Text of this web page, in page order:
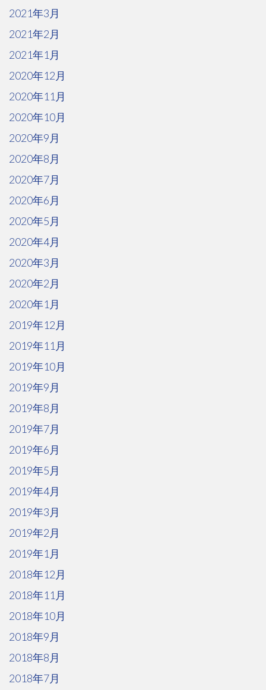
2021年3月
2021年2月
2021年1月
2020年12月
2020年11月
2020年10月
2020年9月
2020年8月
2020年7月
2020年6月
2020年5月
2020年4月
2020年3月
2020年2月
2020年1月
2019年12月
2019年11月
2019年10月
2019年9月
2019年8月
2019年7月
2019年6月
2019年5月
2019年4月
2019年3月
2019年2月
2019年1月
2018年12月
2018年11月
2018年10月
2018年9月
2018年8月
2018年7月